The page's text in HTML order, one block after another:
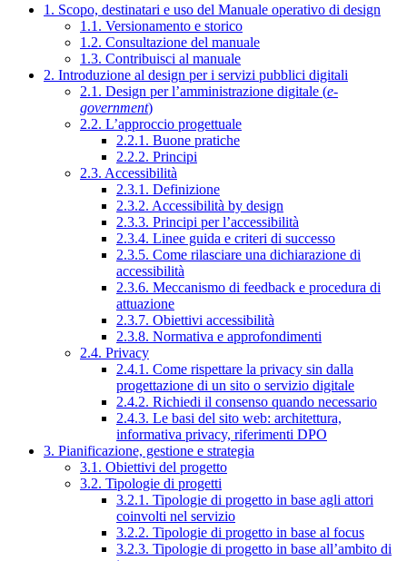
1. Scopo, destinatari e uso del Manuale operativo di design
1.1. Versionamento e storico
1.2. Consultazione del manuale
1.3. Contribuisci al manuale
2. Introduzione al design per i servizi pubblici digitali
2.1. Design per l’amministrazione digitale (e-
government)
2.2. L’approccio progettuale
2.2.1. Buone pratiche
2.2.2. Principi
2.3. Accessibilità
2.3.1. Definizione
2.3.2. Accessibilità by design
2.3.3. Principi per l’accessibilità
2.3.4. Linee guida e criteri di successo
2.3.5. Come rilasciare una dichiarazione di
accessibilità
2.3.6. Meccanismo di feedback e procedura di
attuazione
2.3.7. Obiettivi accessibilità
2.3.8. Normativa e approfondimenti
2.4. Privacy
2.4.1. Come rispettare la privacy sin dalla
progettazione di un sito o servizio digitale
2.4.2. Richiedi il consenso quando necessario
2.4.3. Le basi del sito web: architettura,
informativa privacy, riferimenti DPO
3. Pianificazione, gestione e strategia
3.1. Obiettivi del progetto
3.2. Tipologie di progetti
3.2.1. Tipologie di progetto in base agli attori
coinvolti nel servizio
3.2.2. Tipologie di progetto in base al focus
3.2.3. Tipologie di progetto in base all’ambito di